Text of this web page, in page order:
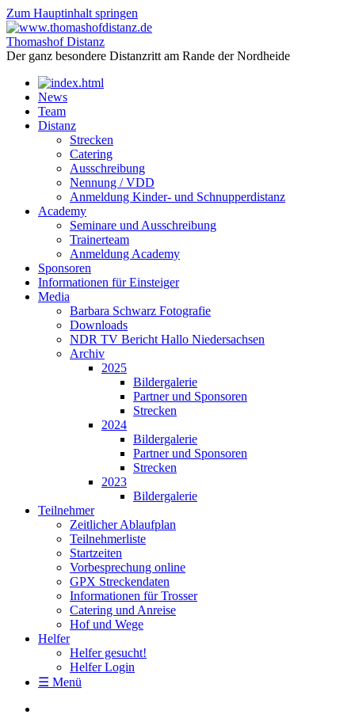
Zum Hauptinhalt springen
Thomashof Distanz
Der ganz besondere Distanzritt am Rande der Nordheide
News
Team
Distanz
Strecken
Catering
Ausschreibung
Nennung / VDD
Anmeldung Kinder- und Schnupperdistanz
Academy
Seminare und Ausschreibung
Trainerteam
Anmeldung Academy
Sponsoren
Informationen für Einsteiger
Media
Barbara Schwarz Fotografie
Downloads
NDR TV Bericht Hallo Niedersachsen
Archiv
2025
Bildergalerie
Partner und Sponsoren
Strecken
2024
Bildergalerie
Partner und Sponsoren
Strecken
2023
Bildergalerie
Teilnehmer
Zeitlicher Ablaufplan
Teilnehmerliste
Startzeiten
Vorbesprechung online
GPX Streckendaten
Informationen für Trosser
Catering und Anreise
Hof und Wege
Helfer
Helfer gesucht!
Helfer Login
☰ Menü